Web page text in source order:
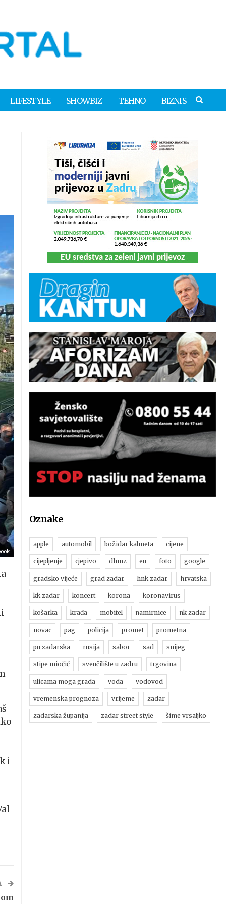
LIFESTYLE SHOWBIZ TEHNO BIZNIS
i
Oznake
apple automobil božidar kalmeta cijene
cijepljenje cjepivo dhmz eu foto google
gradsko vijeće grad zadar hnk zadar hrvatska
kk zadar koncert korona koronavirus
košarka krađa mobitel namirnice nk zadar
novac pag policija promet prometna
pu zadarska rusija sabor sad snijeg
stipe miočić sveučilište u zadru trgovina
ulicama moga grada voda vodovod
vremenska prognoza vrijeme zadar
zadarska županija zadar street style šime vrsaljko